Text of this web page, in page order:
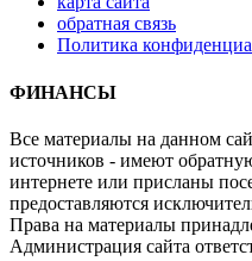
обратная связь
Политика
ФИНАНСЫ
Все материалы на данном
источников - имеют
интернете или присланы
предоставляются
Права на материалы
Администрация сайта